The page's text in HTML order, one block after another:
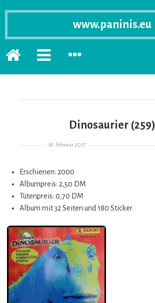
www.paninis.eu
Startseite
PRIMÄRE
ERWEITERN
SEKUNDÄRE
ERWEITERN
Dinosaurier (259)
Gepostet am
18. Februar 2017
Erschienen: 2000
Albumpreis: 2,50 DM
Tütenpreis: 0,70 DM
Album mit 32 Seiten und 180 Sticker